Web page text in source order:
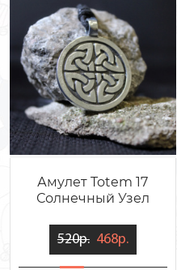
Амулет Totem 17
Солнечный Узел
520р. 468р.